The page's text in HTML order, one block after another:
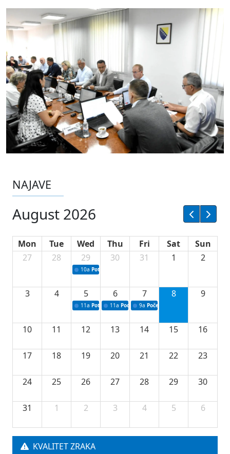
NAJAVE
August 2026
Mon Tue Wed Thu Fri Sat
Sun
27
28 29
10a Potpisivanje ugovora sa neprofitnim
30 31 1 2
3 4 5
11a Potpisivanje ugovora o stipendijama za
6
11a Podrška razvoju vodne infrastrukture u
7
9a Početak izgradnje nove
8 9
10 11 12 13 14 15 16
17 18 19 20 21 22 23
24 25 26 27 28 29 30
31 1 2 3 4 5 6
KVALITET ZRAKA